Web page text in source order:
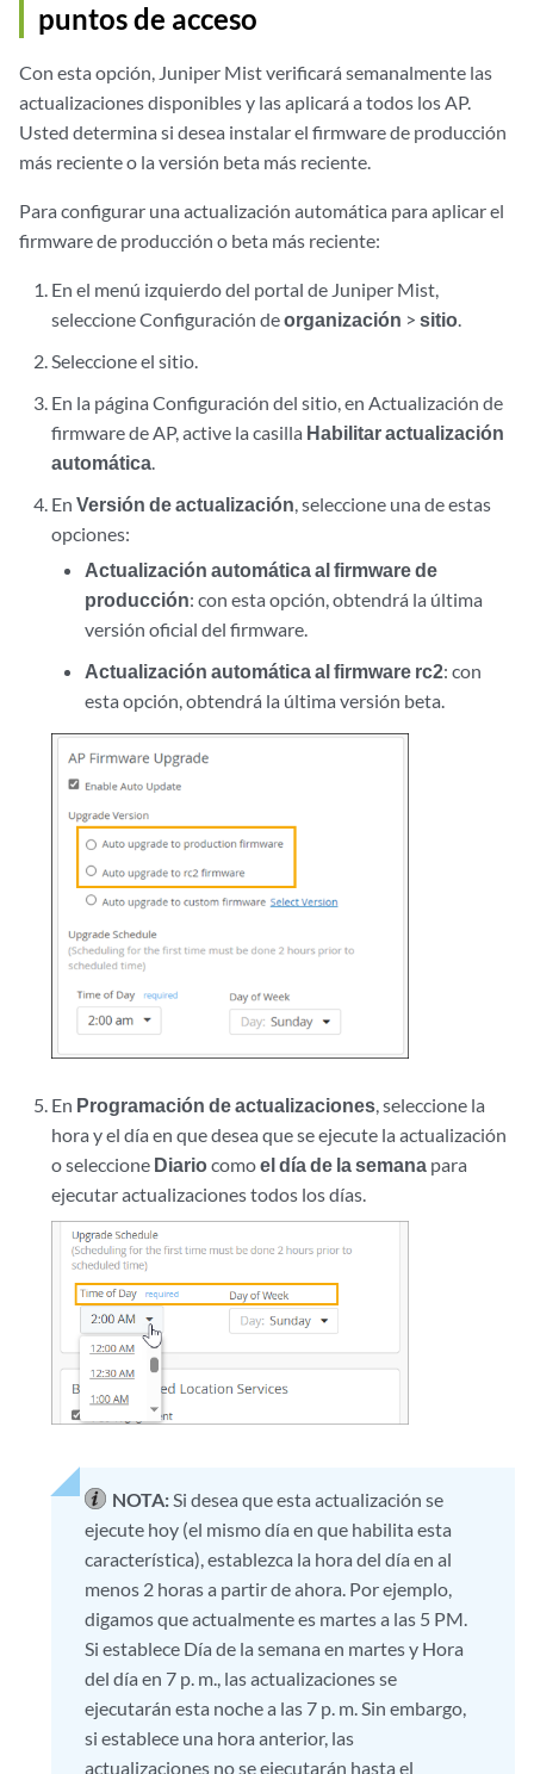
puntos de acceso
Con esta opción, Juniper Mist verificará semanalmente las
actualizaciones disponibles y las aplicará a todos los AP.
Usted determina si desea instalar el firmware de producción
más reciente o la versión beta más reciente.
Para configurar una actualización automática para aplicar el
firmware de producción o beta más reciente:
En el menú izquierdo del portal de Juniper Mist,
seleccione Configuración deorganización >sitio.
Seleccione el sitio.
En la página Configuración del sitio, en Actualización de
firmware de AP, active la casilla Habilitar actualización
automática.
EnVersión de actualización, seleccione una de estas
opciones:
Actualización automática al firmware de
producción: con esta opción, obtendrá la última
versión oficial del firmware.
Actualización automática al firmware rc2: con
esta opción, obtendrá la última versión beta.
En Programación de actualizaciones, seleccione la
hora y el día en que desea que se ejecute la actualización
o seleccione Diariocomoel día de la semana para
ejecutar actualizaciones todos los días.
NOTA:Si desea que esta actualización se
ejecute hoy (el mismo día en que habilita esta
característica), establezca la hora del día en al
menos 2 horas a partir de ahora. Por ejemplo,
digamos que actualmente es martes a las 5 PM.
Si establece Día de la semana en martes y Hora
del día en 7 p. m., las actualizaciones se
ejecutarán esta noche a las 7 p. m. Sin embargo,
si establece una hora anterior, las
actualizaciones no se ejecutarán hasta el